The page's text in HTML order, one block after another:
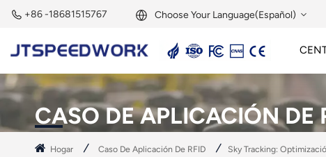
+86 -18681515767 Choose Your Language(Español)
English
Français
Deutsch
CASO DE APLICACIÓN DE
Hogar Caso De Aplicación De RFID Sky Tracking: